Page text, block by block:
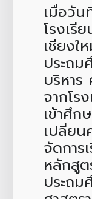
เมื่อวั
โรงเรี
เชียงใ
ประถม
บริหาร
จากโร
เข้าศึก
เปลี่ยน
จัดการ
หลักสูต
ประถ